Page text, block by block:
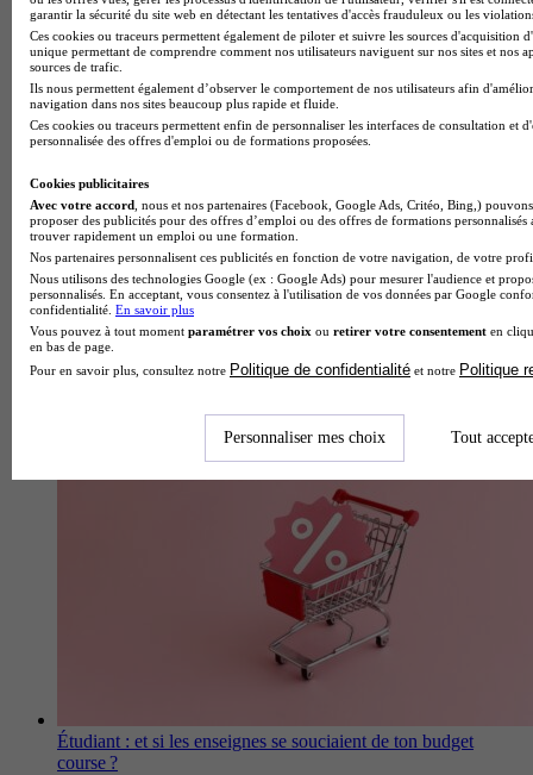
Qu’est-ce que la carte Avantage Jeune SNCF ?
Voyage gratuitement en Europe pendant un mois
Étudiant : et si les enseignes se souciaient de ton budget
course ?
garantir la sécurité du site web en détectant les tentatives d'accès frauduleux ou les
Ces cookies ou traceurs permettent également de piloter et suivre les sources d'acquisition
unique permettant de comprendre comment nos utilisateurs naviguent sur nos sites et nos
sources de trafic.
Ils nous permettent également d’observer le comportement de nos utilisateurs afin
navigation dans nos sites beaucoup plus rapide et fluide.
Ces cookies ou traceurs permettent enfin de personnaliser les interfaces de consultation et
personnalisée des offres d'emploi ou de formations proposées.
Cookies publicitaires
Avec votre accord , nous et nos partenaires (Facebook, Google Ads, Critéo, Bing,)
proposer des publicités pour des offres d’emploi ou des offres de formations
trouver rapidement un emploi ou une formation.
Nos partenaires personnalisent ces publicités en fonction de votre navigation, de votre
Nous utilisons des technologies Google (ex : Google Ads) pour mesurer l'audience et
personnalisés. En acceptant, vous consentez à l'utilisation de vos données par Google
confidentialité. En savoir plus
Vous pouvez à tout moment paramétrer vos choix ou retirer votre consentement en
en bas de page.
Pour en savoir plus, consultez notre Politique de confidentialité et notre Politique
Personnaliser mes choix Tout